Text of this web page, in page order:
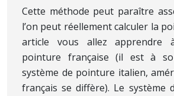
Cette méthode peut paraître
l’on peut réellement calculer la
article vous allez apprendre
pointure française (il est à
système de pointure italien,
français se diffère). Le